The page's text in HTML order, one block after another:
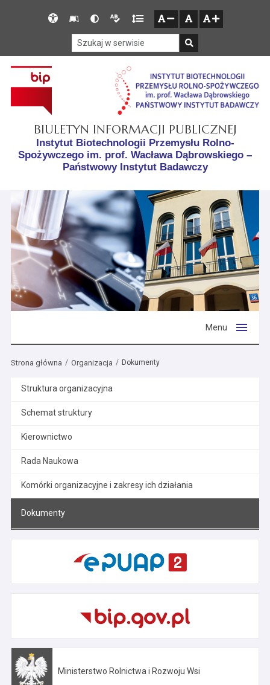
Przejdź do głównego menu
Przejdź do treści
Przejdź do mapy serwisu
Deklaracja
SłownikWersjaWersja
tekstowa
Gęstość
tekstu
BIULETYN INFORMACJI PUBLICZNEJ
Instytut Biotechnologii Przemysłu Rolno-
Spożywczego im. prof. Wacława Dąbrowskiego –
Państwowy Instytut Badawczy
Menu
Strona główna Organizacja Dokumenty
Struktura organizacyjna
Schemat struktury
Kierownictwo
Rada Naukowa
Komórki organizacyjne i zakresy ich działania
Dokumenty
Ministerstwo Rolnictwa i Rozwoju Wsi